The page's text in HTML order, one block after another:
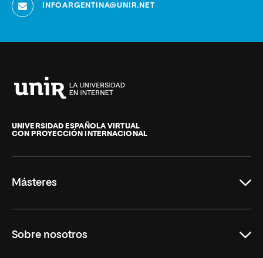
INFOARGENTINA@UNIR.NET
de
La
UNIVERSIDAD ESPAÑOLA VIRTUAL
CON PROYECCIÓN INTERNACIONAL
Másteres
Derecho
Sobre nosotros